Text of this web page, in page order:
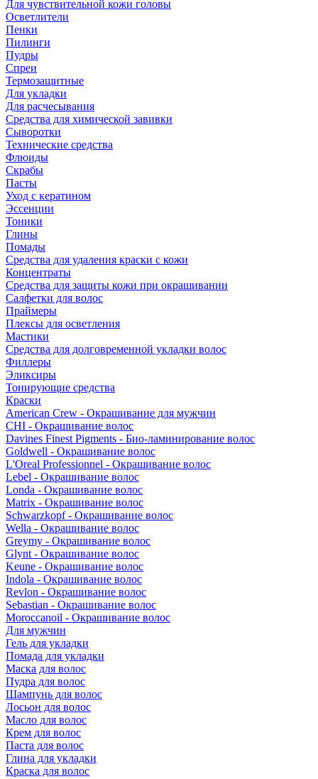
Для чувствительной кожи головы
Осветлители
Пенки
Пилинги
Пудры
Спреи
Термозащитные
Для укладки
Для расчесывания
Средства для химической завивки
Сыворотки
Технические средства
Флюиды
Скрабы
Пасты
Уход с кератином
Эссенции
Тоники
Глины
Помады
Средства для удаления краски с кожи
Концентраты
Средства для защиты кожи при окрашивании
Салфетки для волос
Праймеры
Плексы для осветления
Мастики
Средства для долговременной укладки волос
Филлеры
Эликсиры
Тонирующие средства
Краски
American Crew - Окрашивание для мужчин
CHI - Окрашивание волос
Davines Finest Pigments - Био-ламинирование волос
Goldwell - Окрашивание волос
L'Oreal Professionnel - Окрашивание волос
Lebel - Окрашивание волос
Londa - Окрашивание волос
Matrix - Окрашивание волос
Schwarzkopf - Окрашивание волос
Wella - Окрашивание волос
Greymy - Окрашивание волос
Glynt - Окрашивание волос
Keune - Окрашивание волос
Indola - Окрашивание волос
Revlon - Окрашивание волос
Sebastian - Окрашивание волос
Moroccanoil - Окрашивание волос
Для мужчин
Гель для укладки
Помада для укладки
Маска для волос
Пудра для волос
Шампунь для волос
Лосьон для волос
Масло для волос
Крем для волос
Паста для волос
Глина для укладки
Краска для волос